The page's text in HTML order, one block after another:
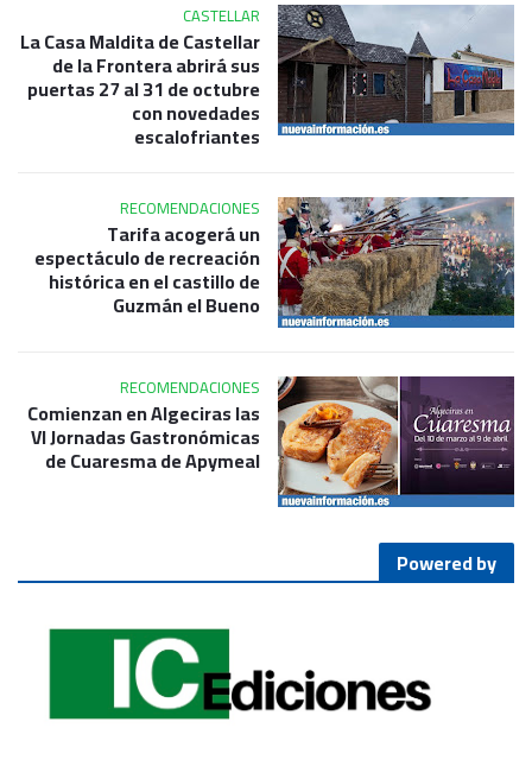
CASTELLAR
La Casa Maldita de Castellar
de la Frontera abrirá sus
puertas 27 al 31 de octubre
con novedades
escalofriantes
RECOMENDACIONES
Tarifa acogerá un
espectáculo de recreación
histórica en el castillo de
Guzmán el Bueno
RECOMENDACIONES
Comienzan en Algeciras las
VI Jornadas Gastronómicas
de Cuaresma de Apymeal
Powered by